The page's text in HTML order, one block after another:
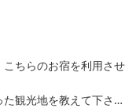
ーベキューを楽しみた
こちらのお宿を利用させ
観光地を教えて下さっ